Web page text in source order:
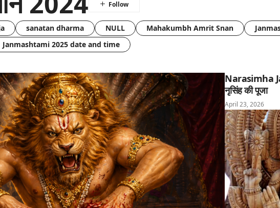
sanatan dharma NULL Mahakumbh Amrit Snan
Janmashtami 2025 date and time
Narasimha
नृसिंह की पूजा
April 23, 2026